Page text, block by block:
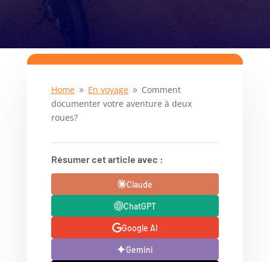
Home 9 En voyage 9 Comment
documenter votre aventure à deux
roues?
Résumer cet article avec :
Claude
ChatGPT
Google AI
Gemini